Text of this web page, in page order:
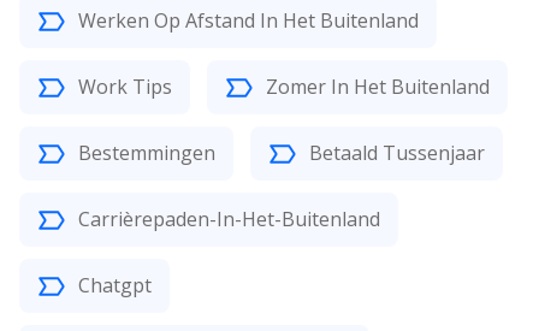
Werken Op Afstand In Het Buitenland
Work Tips Zomer In Het Buitenland
Bestemmingen Betaald Tussenjaar
Carrièrepaden-In-Het-Buitenland
Chatgpt